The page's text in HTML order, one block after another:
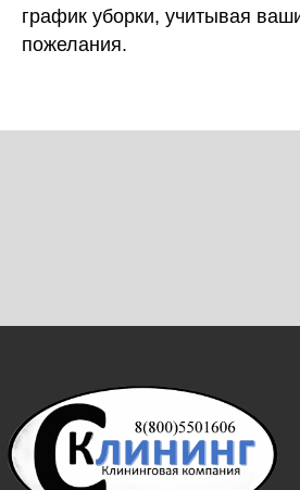
график уборки, учитывая
пожелания.